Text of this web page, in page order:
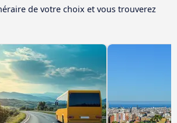
de votre choix et vous trouverez